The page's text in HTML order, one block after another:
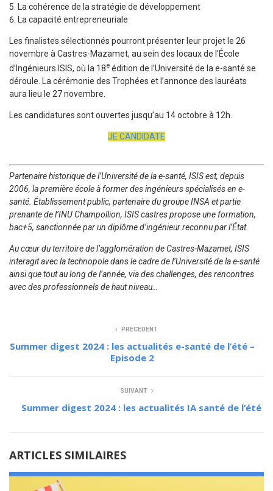
La cohérence de la stratégie de développement
La capacité entrepreneuriale
Les finalistes sélectionnés pourront présenter leur projet le 26
novembre à Castres-Mazamet, au sein des locaux de l’École
d’Ingénieurs ISIS, où la 18e édition de l’Université de la e-santé se
déroule. La cérémonie des Trophées et l’annonce des lauréats
aura lieu le 27 novembre.
Les candidatures sont ouvertes jusqu’au 14 octobre à 12h.
JE CANDIDATE
Partenaire historique de l’Université de la e-santé, ISIS est, depuis
2006, la première école à former des ingénieurs spécialisés en e-
santé. Établissement public, partenaire du groupe INSA et partie
prenante de l’INU Champollion, ISIS castres propose une formation,
bac+5, sanctionnée par un diplôme d’ingénieur reconnu par l’État.
Au cœur du territoire de l’agglomération de Castres-Mazamet, ISIS
interagit avec la technopole dans le cadre de l’Université de la e-santé
ainsi que tout au long de l’année, via des challenges, des rencontres
avec des professionnels de haut niveau…
PRÉCÉDENT
Summer digest 2024 : les actualités e-santé de l’été –
Episode 2
SUIVANT
Summer digest 2024 : les actualités IA santé de l’été
ARTICLES SIMILAIRES